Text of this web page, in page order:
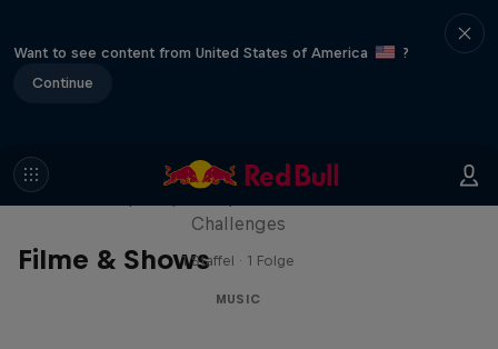
Want to see content from United States of America
?
Continue
Filme & Shows
Red Bull Trapped
Challenges
1 Staffel · 1 Folge
MUSIC